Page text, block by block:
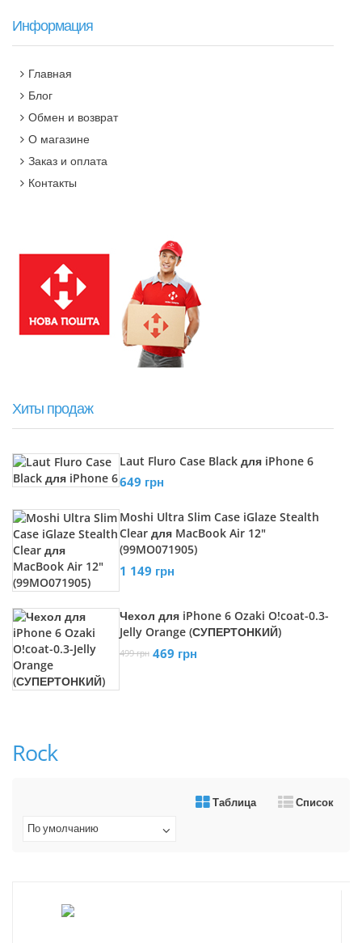
Информация
Главная
Блог
Обмен и возврат
О магазине
Заказ и оплата
Контакты
Хиты продаж
Laut Fluro Case Black для iPhone 6
649 грн
Moshi Ultra Slim Case iGlaze Stealth
Clear для MacBook Air 12"
(99MO071905)
1 149 грн
Чехол для iPhone 6 Ozaki O!coat-0.3-
Jelly Orange (СУПЕРТОНКИЙ)
499 грн 469 грн
Rock
Таблица
Список
По умолчанию